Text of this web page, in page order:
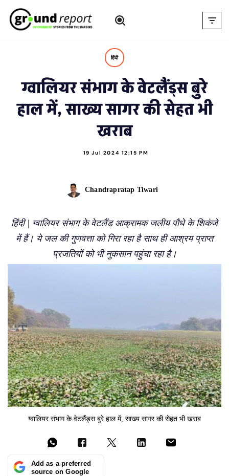
Skip
हिंदी
ग्वालियर संभाग के वेटलैंड्स बुरे
हाल में, साख्य सागर की सेहत भी
खराब
19 Jul 2024 12:15 PM
Chandrapratap Tiwari
हिंदी | ग्वालियर संभाग के वेटलैंड आक्रामक जलीय पौधे के शिकंजे
में हैं। ये जल की गुणवत्ता को गिरा रहा है साथ ही आश्रय प्राप्त
प्रजतियों को भी नुकसान पहुंचा रहा है।
ग्वालियर संभाग के वेटलैंड्स बुरे हाल में, साख्य सागर की सेहत भी खराब
Add as a preferred
source on Google